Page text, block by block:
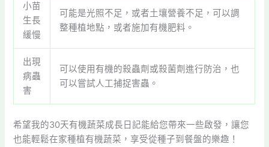
小苗
生長
緩慢
可能是光照不足，或者土壤營養不足，可以調
整種植地點，或者施加有機肥料。
出現
病蟲
害
可以使用有機的殺蟲劑或殺菌劑進行防治，也
可以嘗試人工捕捉害蟲。
希望我的30天有機蔬菜成長日記能給您帶來一些啟發，讓您
也能輕鬆在家種植有機蔬菜，享受從種子到餐盤的樂趣！